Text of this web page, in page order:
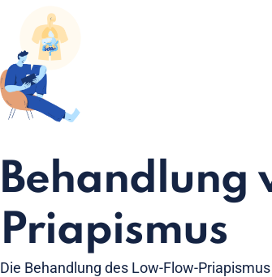
Behandlung
Priapismus
Die Behandlung des Low-Flow-